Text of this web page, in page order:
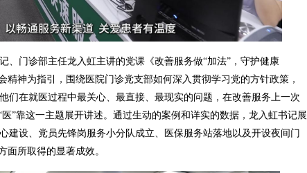
、门诊部主任龙入虹主讲的党课《改善服务做“加法”，守护健康
精神为指引，围绕医院门诊党支部如何深入贯彻学习党的方针政策，
们在就医过程中最关心、最直接、最现实的问题，在改善服务上一次
”靠这一主题展开讲述。通过生动的案例和详实的数据，龙入虹书记展
建设、党员先锋岗服务小分队成立、医保服务站落地以及开设夜间门
面所取得的显著成效。